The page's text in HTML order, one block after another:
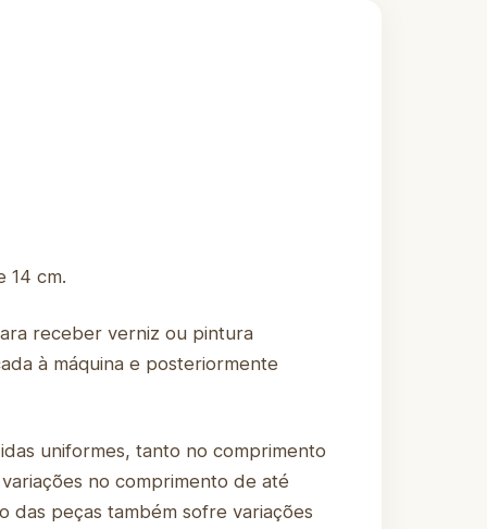
14 cm.
receber verniz ou pintura
à máquina e posteriormente
uniformes, tanto no comprimento
no comprimento de até
das peças também sofre variações